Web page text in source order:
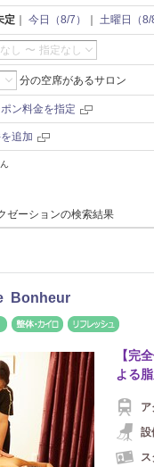
定 今日（8/7） 土曜日（8/
し 〜 指定なし
分の空席があるサロン
ン料金を指定
追加
ゼーションの検索結果
Bonheur
リラク 整体・カイロ
【完
よる
ア
設
ス